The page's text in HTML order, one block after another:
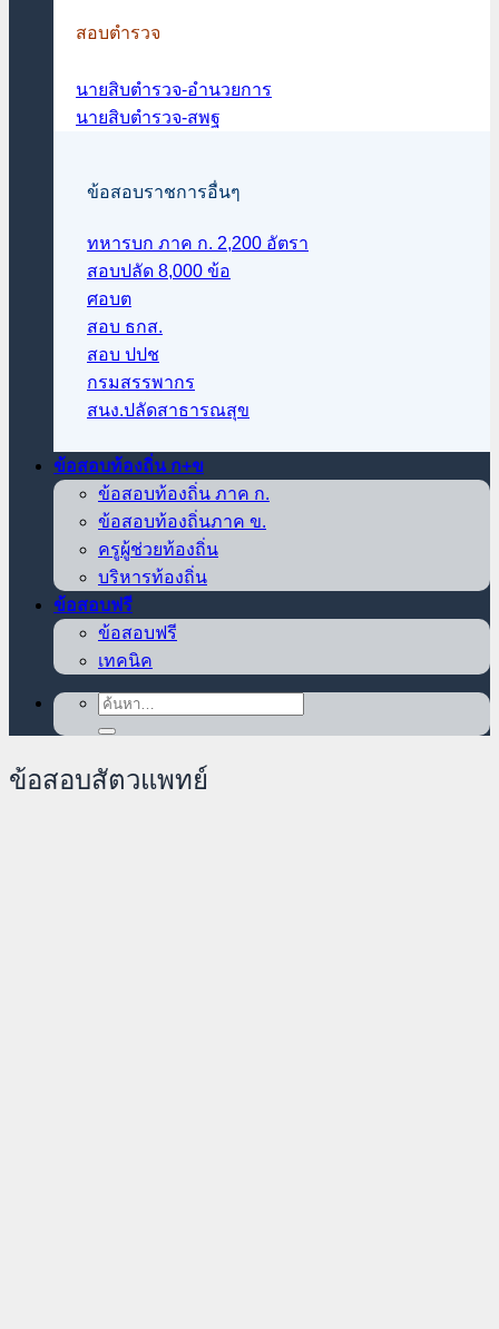
สอบตำรวจ
นายสิบตำรวจ-อำนวยการ
นายสิบตำรวจ-สพฐ
ข้อสอบราชการอื่นๆ
ทหารบก ภาค ก. 2,200 อัตรา
สอบปลัด 8,000 ข้อ
ศอบต
สอบ ธกส.
สอบ ปปช
กรมสรรพากร
สนง.ปลัดสาธารณสุข
ข้อสอบท้องถิ่น ก+ข
ข้อสอบท้องถิ่น ภาค ก.
ข้อสอบท้องถิ่นภาค ข.
ครูผู้ช่วยท้องถิ่น
บริหารท้องถิ่น
ข้อสอบฟรี
ข้อสอบฟรี
เทคนิค
ค้นหา:
ข้อสอบสัตวแพทย์